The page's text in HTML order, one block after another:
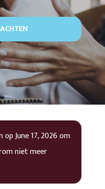
opJune 17, 2026om
niet meer